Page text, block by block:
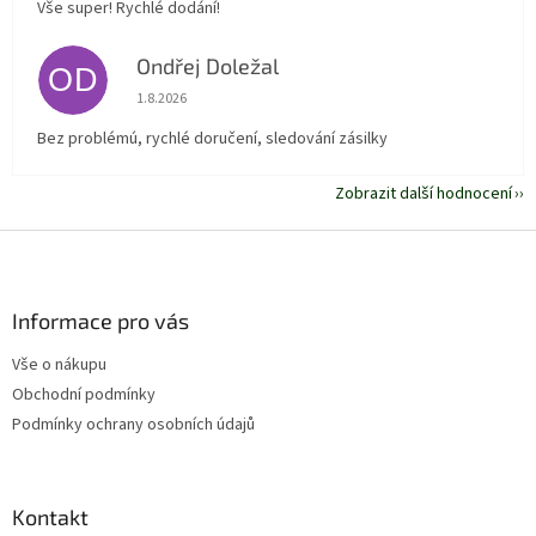
Vše super! Rychlé dodání!
OD Ondřej Doležal
Hodnocení obchodu je 5 z 5 hvězdiček.
1.8.2026
Bez problémú, rychlé doručení, sledování zásilky
Zobrazit další hodnocení
Informace pro vás
Vše o nákupu
Obchodní podmínky
Podmínky ochrany osobních údajů
Kontakt